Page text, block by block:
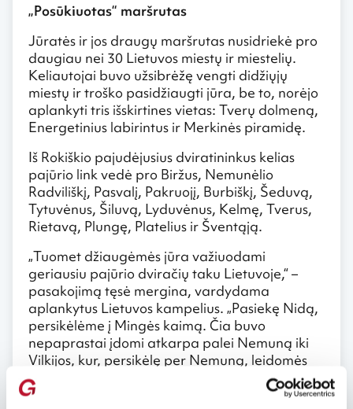
„Posūkiuotas“ maršrutas
Jūratės ir jos draugų maršrutas nusidriekė pro
daugiau nei 30 Lietuvos miestų ir miestelių.
Keliautojai buvo užsibrėžę vengti didžiųjų
miestų ir troško pasidžiaugti jūra, be to, norėjo
aplankyti tris išskirtines vietas: Tverų dolmeną,
Energetinius labirintus ir Merkinės piramidę.
Iš Rokiškio pajudėjusius dviratininkus kelias
pajūrio link vedė pro Biržus, Nemunėlio
Radviliškį, Pasvalį, Pakruojį, Burbiškį, Šeduvą,
Tytuvėnus, Šiluvą, Lyduvėnus, Kelmę, Tverus,
Rietavą, Plungę, Platelius ir Šventąją.
„Tuomet džiaugėmės jūra važiuodami
geriausiu pajūrio dviračių taku Lietuvoje,“ –
pasakojimą tęsė mergina, vardydama
aplankytus Lietuvos kampelius. „Pasiekę Nidą,
persikėlėme į Mingės kaimą. Čia buvo
nepaprastai įdomi atkarpa palei Nemuną iki
Vilkijos, kur, persikėlę per Nemuną, leidomės
toliau link Birštono, Alytaus, Merkinės,
Druskininkų, važiavome pro Varėnos miškus,